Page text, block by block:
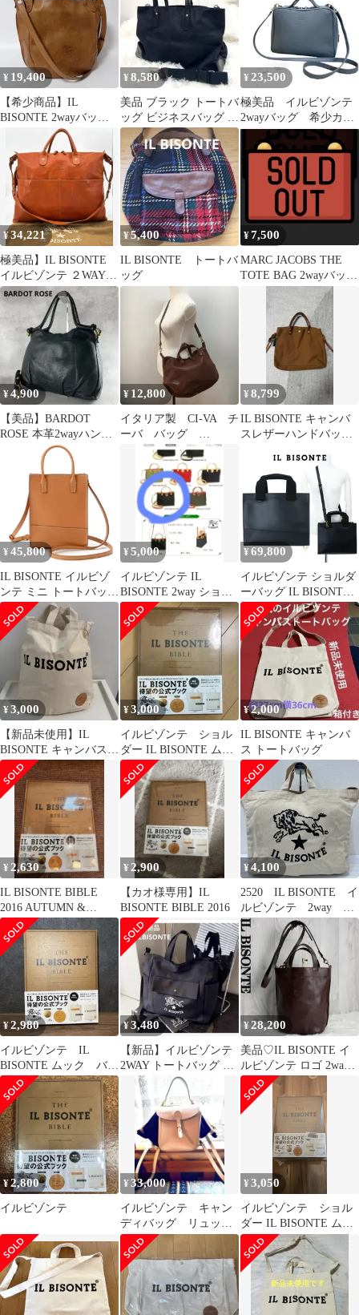
¥ 19,400
【希少商品】IL
BISONTE 2wayバッ
グ ハンドバッグ シ
ョルダーバッグ
¥8,580
美品 ブラック トートバ
ッグ ビジネスバッグ キ
ャンバス レザー 本革
A4収納
¥23,500
極美品 イルビゾンテ
2wayバッグ 希少カラ
ー ショルダーバッグ
¥34,221
極美品】IL BISONTE
イルビゾンテ ２WAY
トートバッグ 革 A4
¥5,400
IL BISONTE トートバ
ッグ
¥7,500
MARC JACOBS THE
TOTE BAG 2wayバッ
グ レザー良品ෆ
¥4,900
【美品】BARDOT
ROSE 本革2wayハンド
バッグ ブラウンベージ
¥ 12,800
イタリア製 CI-VA チ
ーバ バッグ
USED 12569
¥8,799
IL BISONTE キャンバ
スレザーハンドバッグ
¥ 45,800
IL BISONTE イルビゾ
ンテ ミニ トートバッグ
BHA014 PV0039
NA198H 2WAYショルダ
ーバッグ
¥5,000
イルビゾンテ IL
BISONTE 2way ショル
ダー ミニ トート バッ
ク
¥69,800
イルビゾンテ ショルダ
ーバッグ IL BISONTE
スクエア レザー トート
バッグ クロスボディ ブ
ラック 2WAY 斜め掛け
レディース メンズ ブラ
ンド 50周年限定
BHA015
¥3,000
【新品未使用】IL
BISONTE キャンバス
2wayトートバッグ
¥3,000
イルビゾンテ ショル
ダー IL BISONTE ムッ
ク
¥2,000
IL BISONTE キャンバ
ス トートバッグ
¥ 2,630
IL BISONTE BIBLE
2016 AUTUMN &
WINTER
¥ 2,900
【カオ様専用】IL
BISONTE BIBLE 2016
¥4,100
2520 IL BISONTE イ
ルビゾンテ 2way シ
ョルダーバッグ ハン
ドバッグ トートバッ
グ キャンバス キャ
ンバストート レディ
ース メンズ ユニセ
ックス 通勤 通学
普段使い 大きめ 大
容量
¥2,980
イルビゾンテ IL
BISONTE ムック バッ
グ未開封
¥3,480
【新品】イルビゾンテ
2WAY トートバッグ ナ
イロン ショルダーバッ
グ 黒
¥28,200
美品♡IL BISONTE イ
ルビゾンテ ロゴ 2way
バケット トートバッグ
¥2,800
イルビゾンテ
¥33,000
イルビゾンテ キャン
ディバッグ リュッ
ク ショルダー 2WAY
白 紫 激レア
¥3,050
イルビゾンテ ショル
ダー IL BISONTE ムッ
ク